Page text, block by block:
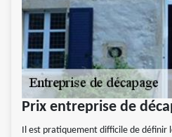
Prix entreprise de
Il est pratiquement difficile de définir